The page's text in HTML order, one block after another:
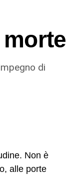
di
Non è
alle porte